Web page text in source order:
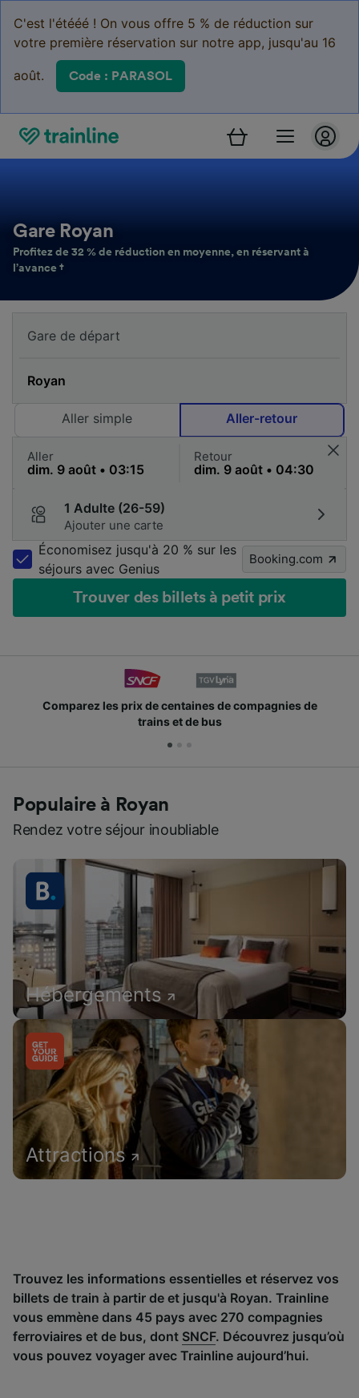
C'est l'étééé ! On vous offre 5 % de réduction sur
votre première réservation sur notre app, jusqu'au 16
août. Code : PARASOL
Gare Royan
Profitez de 32 % de réduction en moyenne, en réservant à
l’avance †
Aller simple Aller-retour
Aller Retour
1 Adulte (26-59)
Ajouter une carte
Économisez jusqu'à 20 % sur les
séjours avec Genius
Booking.com
Trouver des billets à petit prix
Comparez les prix de centaines de compagnies de
trains et de bus
Populaire à Royan
Rendez votre séjour inoubliable
Hébergements
Attractions
Trouvez les informations essentielles et réservez vos
billets de train à partir de et jusqu'à Royan. Trainline
vous emmène dans 45 pays avec 270 compagnies
ferroviaires et de bus, dont SNCF. Découvrez jusqu’où
vous pouvez voyager avec Trainline aujourd’hui.